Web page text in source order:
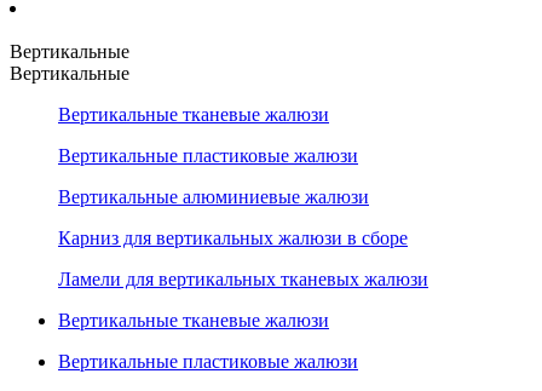
Вертикальные
Вертикальные
Вертикальные тканевые жалюзи
Вертикальные пластиковые жалюзи
Вертикальные алюминиевые жалюзи
Карниз для вертикальных жалюзи в сборе
Ламели для вертикальных тканевых жалюзи
Вертикальные тканевые жалюзи
Вертикальные пластиковые жалюзи